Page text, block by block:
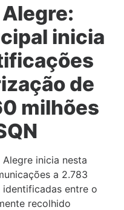
inicia
de
milhões
inicia nesta
a 2.783
entre o
recolhido